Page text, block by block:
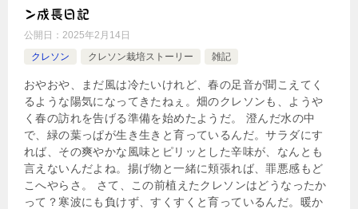
ン成長日記
公開日： 2025年2月14日
クレソン
クレソン栽培ストーリー 雑記
おやおや、まだ風は冷たいけれど、春の足音が聞こえてく
るような陽気になってきたねぇ。畑のクレソンも、ようや
く春の訪れを告げる準備を始めたようだ。 澄んだ水の中
で、緑の葉っぱが生き生きと育っているんだ。サラダにす
れば、その爽やかな風味とピリッとした辛味が、なんとも
言えないんだよね。揚げ物と一緒に頬張れば、罪悪感もど
こへやらさ。 さて、この前植えたクレソンはどうなったか
って？寒波にも負けず、すくすくと育っているんだ。暖か